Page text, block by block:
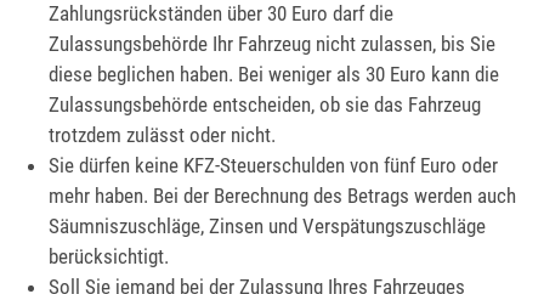
Zahlungsrückständen über 30 Euro darf die
Zulassungsbehörde Ihr Fahrzeug nicht zulassen, bis Sie
diese beglichen haben. Bei weniger als 30 Euro kann die
Zulassungsbehörde entscheiden, ob sie das Fahrzeug
trotzdem zulässt oder nicht.
Sie dürfen keine KFZ-Steuerschulden von fünf Euro oder
mehr haben. Bei der Berechnung des Betrags werden auch
Säumniszuschläge, Zinsen und Verspätungszuschläge
berücksichtigt.
Soll Sie jemand bei der Zulassung Ihres Fahrzeuges